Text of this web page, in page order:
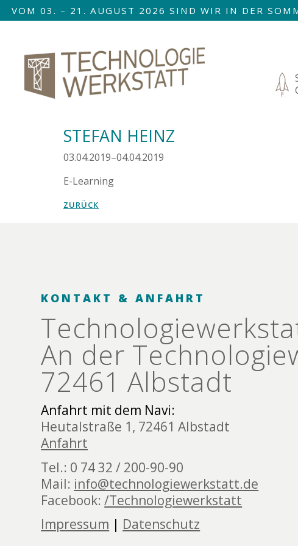
VOM 03. – 21. AUGUST 2026 SIND WIR IN DER
STEFAN HEINZ
03.04.2019–04.04.2019
E-Learning
ZURÜCK
KONTAKT & ANFAHRT
An der
72461 Albstadt
Anfahrt mit dem Navi:
Heutalstraße 1, 72461 Albstadt
Anfahrt
Tel.: 0 74 32 / 200-90-90
Mail: info@technologiewerkstatt.de
Facebook:/Technologiewerkstatt
Impressum | Datenschutz